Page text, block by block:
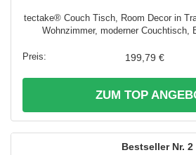
tectake® Couch Tisch, Room Decor in
Wohnzimmer, moderner Couchtisch,
199,79 €
ZUM TOP
2